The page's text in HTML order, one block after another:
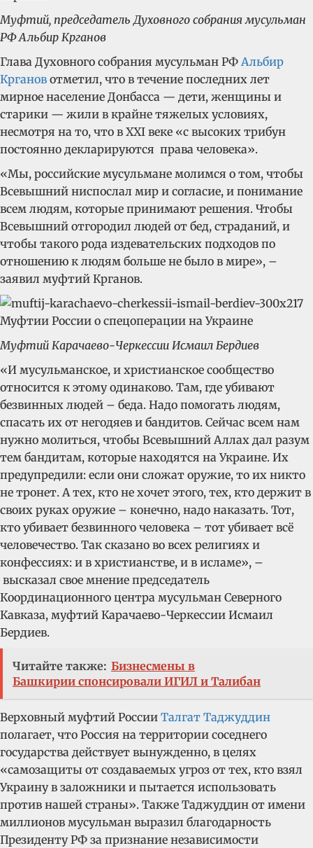
Муфтий, председатель Духовного собрания мусульман
РФ Альбир Крганов
Глава Духовного собрания мусульман РФ Альбир
Крганов отметил, что в течение последних лет
мирное население Донбасса — дети, женщины и
старики — жили в крайне тяжелых условиях,
несмотря на то, что в XXI веке «с высоких трибун
постоянно декларируются права человека».
«Мы, российские мусульмане молимся о том, чтобы
Всевышний ниспослал мир и согласие, и понимание
всем людям, которые принимают решения. Чтобы
Всевышний отгородил людей от бед, страданий, и
чтобы такого рода издевательских подходов по
отношению к людям больше не было в мире», –
заявил муфтий Крганов.
Муфтий Карачаево-Черкессии Исмаил Бердиев
«И мусульманское, и христианское сообщество
относится к этому одинаково. Там, где убивают
безвинных людей – беда. Надо помогать людям,
спасать их от негодяев и бандитов. Сейчас всем нам
нужно молиться, чтобы Всевышний Аллах дал разум
тем бандитам, которые находятся на Украине. Их
предупредили: если они сложат оружие, то их никто
не тронет. А тех, кто не хочет этого, тех, кто держит в
своих руках оружие – конечно, надо наказать. Тот,
кто убивает безвинного человека – тот убивает всё
человечество. Так сказано во всех религиях и
конфессиях: и в христианстве, и в исламе», –
высказал свое мнение председатель
Координационного центра мусульман Северного
Кавказа, муфтий Карачаево-Черкессии Исмаил
Бердиев.
Читайте также: Бизнесмены в
Башкирии спонсировали ИГИЛ и Талибан
Верховный муфтий России Талгат Таджуддин
полагает, что Россия на территории соседнего
государства действует вынужденно, в целях
«самозащиты от создаваемых угроз от тех, кто взял
Украину в заложники и пытается использовать
против нашей страны». Также Таджуддин от имени
миллионов мусульман выразил благодарность
Президенту РФ за признание независимости